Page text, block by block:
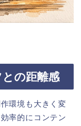
の距離感
環境も大きく変
率的にコンテン